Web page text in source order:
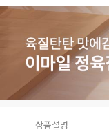
상품설명